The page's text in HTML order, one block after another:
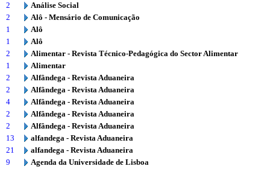
2
Análise Social
2
Alô - Mensário de Comunicação
1
Alô
1
Alô
2
Alimentar - Revista Técnico-Pedagógica do Sector Alimentar
1
Alimentar
2
Alfândega - Revista Aduaneira
2
Alfândega - Revista Aduaneira
4
Alfândega - Revista Aduaneira
2
Alfândega - Revista Aduaneira
2
Alfândega - Revista Aduaneira
13
alfandega - Revista Aduaneira
21
alfandega - Revista Aduaneira
9
Agenda da Universidade de Lisboa